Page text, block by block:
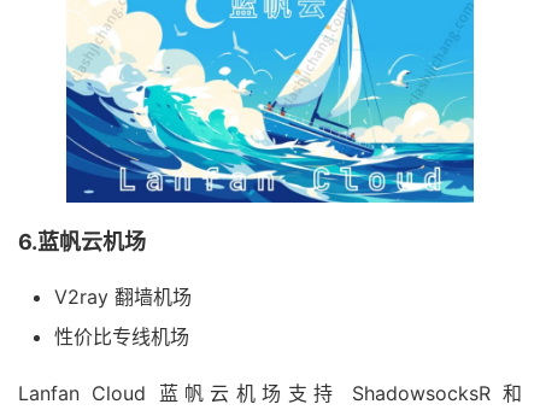
6.蓝帆云机场
V2ray 翻墙机场
性价比专线机场
Lanfan Cloud 蓝帆云机场支持 ShadowsocksR 和